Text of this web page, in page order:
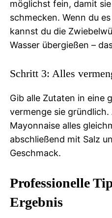
möglichst fein, damit
schmecken. Wenn du
kannst du die
Wasser übergießen –
Schritt 3: Alles
Gib alle Zutaten in eine
vermenge sie
Mayonnaise alles
abschließend mit Salz
Geschmack.
Professionelle
Ergebnis